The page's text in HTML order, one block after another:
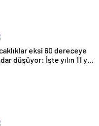
eksi 60 dereceye
düşüyor: İşte yılın 11 yılı